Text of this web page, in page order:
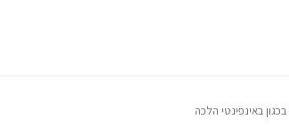
באינפינטי הלכה